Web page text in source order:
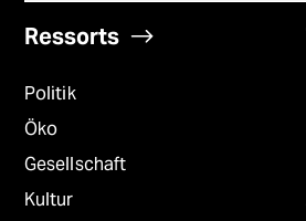
Ressorts
Politik
Öko
Gesellschaft
Kultur